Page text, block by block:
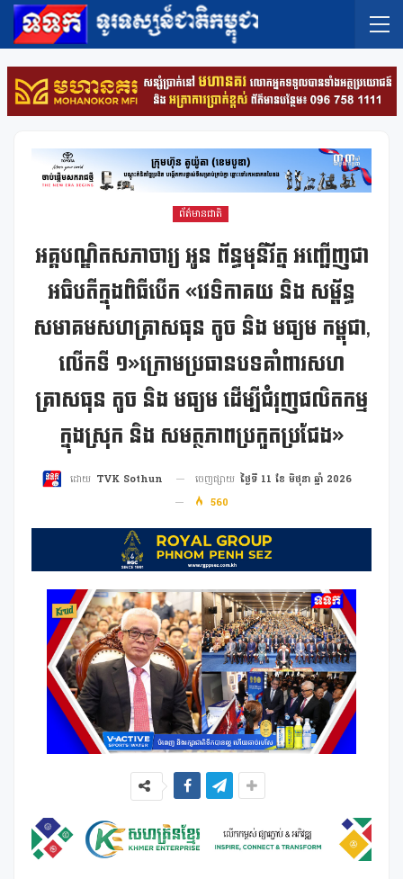
ព័ត៌មានជាតិ
អគ្គបណ្ឌិតសភាចារ្យ អូន ព័ន្ធមុនីរ័ត្ន អញ្ជើញជា
អធិបតីក្នុងពិធីបើក «វេទិកាគយ និង សម្ព័ន្ធ
សមាគមសហគ្រាសធុន តូច និង មធ្យម កម្ពុជា,
លើកទី ១»ក្រោមប្រធានបទគាំពារសហ
គ្រាសធុន តូច និង មធ្យម ដើម្បីជំរុញផលិតកម្ម
ក្នុងស្រុក និង សមត្ថភាពប្រកួតប្រជែង»
ដោយ TVK Sothun ចេញផ្សាយ ថ្ងៃទី 11 ខែ មិថុនា ឆ្នាំ 2026
560